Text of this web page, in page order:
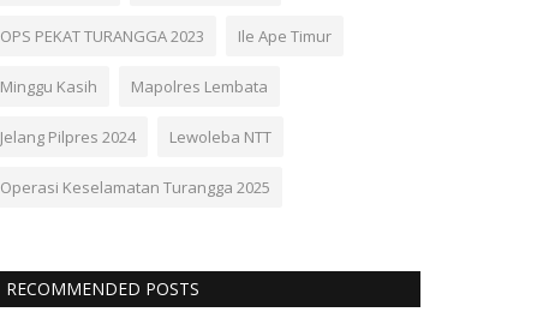
OPS PEKAT TURANGGA 2023 Ile Ape Timur
Minggu Kasih Mapolres Lembata
Jelang Pilpres 2024 Lewoleba NTT
Operasi Keselamatan Turangga 2025
RECOMMENDED POSTS